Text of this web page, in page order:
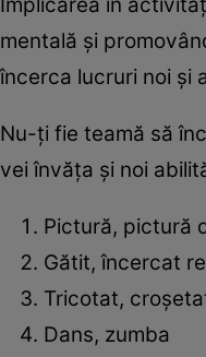
Implicarea în
mentală și
încerca lucruri noi și
Nu-ți fie teamă să
vei învăța și noi
Pictură, pictură
Gătit, încercat
Tricotat,
Dans, zumba